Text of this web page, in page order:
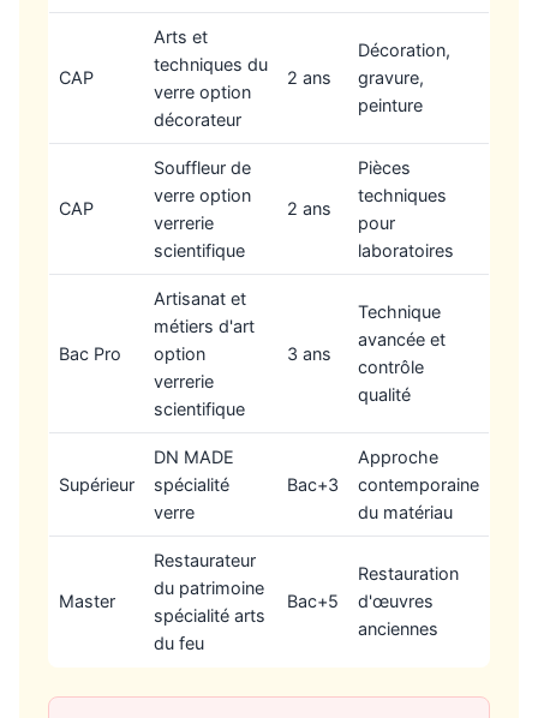
CAP
Arts et
techniques du
verre option
décorateur
2 ans
Décoration,
gravure,
peinture
CAP
Souffleur de
verre option
verrerie
scientifique
2 ans
Pièces
techniques
pour
laboratoires
Bac Pro
Artisanat et
métiers d'art
option
verrerie
scientifique
3 ans
Technique
avancée et
contrôle
qualité
Supérieur
DN MADE
spécialité
verre
Bac+3
Approche
contemporaine
du matériau
Master
Restaurateur
du patrimoine
spécialité arts
du feu
Bac+5
Restauration
d'œuvres
anciennes